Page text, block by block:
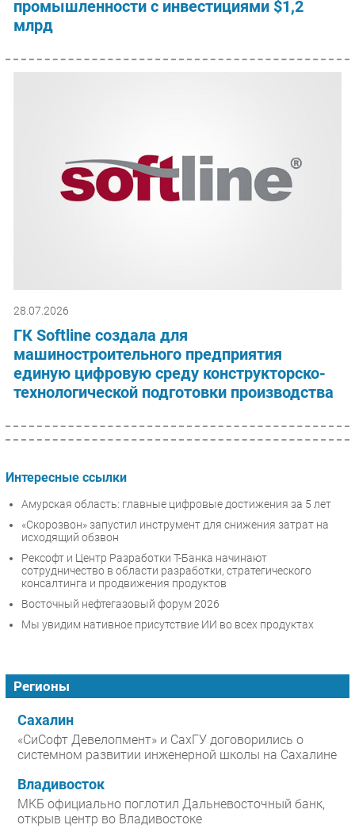
промышленности с инвестициями $1,2
млрд
28.07.2026
ГК Softline создала для
машиностроительного предприятия
единую цифровую среду конструкторско-
технологической подготовки производства
Интересные ссылки
Амурская область: главные цифровые достижения за 5 лет
«Скорозвон» запустил инструмент для снижения затрат на
исходящий обзвон
Рексофт и Центр Разработки Т-Банка начинают
сотрудничество в области разработки, стратегического
консалтинга и продвижения продуктов
Восточный нефтегазовый форум 2026
Мы увидим нативное присутствие ИИ во всех продуктах
Регионы
Сахалин
«СиСофт Девелопмент» и СахГУ договорились о
системном развитии инженерной школы на Сахалине
Владивосток
МКБ официально поглотил Дальневосточный банк,
открыв центр во Владивостоке